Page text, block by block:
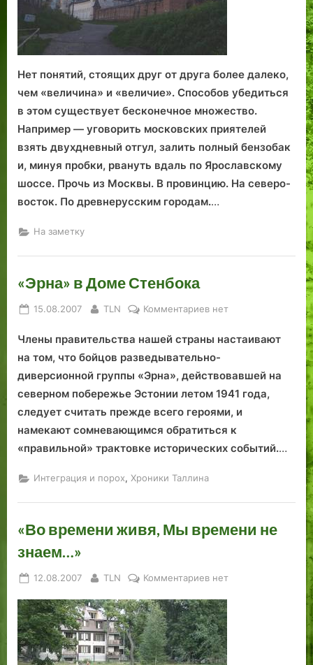
Нет понятий, стоящих друг от друга более далеко,
чем «величина» и «величие». Способов убедиться
в этом существует бесконечное множество.
Например — уговорить московских приятелей
взять двухдневный отгул, залить полный бензобак
и, минуя пробки, рвануть вдаль по Ярославскому
шоссе. Прочь из Москвы. В провинцию. На северо-
восток. По древнерусским городам.…
На заметку
«Эрна» в Доме Стенбока
Posted
15.08.2007 By
TLN Комментариевк
«Эрна»
в
нет
Члены правительства нашей страны настаивают
на том, что бойцов разведывательно-
диверсионной группы «Эрна», действовавшей на
северном побережье Эстонии летом 1941 года,
следует считать прежде всего героями, и
намекают сомневающимся обратиться к
«правильной» трактовке исторических событий.…
Интеграция и порох, Хроники Таллина
«Во времени живя, Мы времени не
знаем…»
Posted
12.08.2007 By
TLN Комментариевк
«Во
времени
живя,
Мы
нет